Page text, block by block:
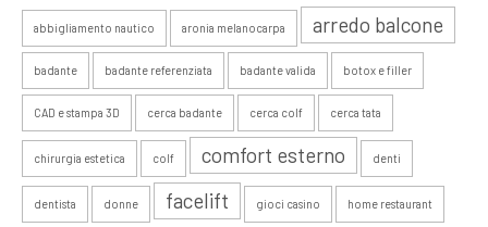
abbigliamento nautico aronia melanocarpa arredo balcone
badante badante referenziata badante valida botox e filler
CAD e stampa 3D cerca badante cerca colf cerca tata
chirurgia estetica colf comfort esterno denti
dentista donne facelift gioci casino home restaurant